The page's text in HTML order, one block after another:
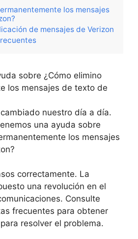
los mensajes
de mensajes de Verizon
sobre ¿Cómo elimino
los mensajes de texto de
nuestro día a día.
una ayuda sobre
los mensajes
correctamente. La
una revolución en el
Consulte
frecuentes para obtener
resolver el problema.